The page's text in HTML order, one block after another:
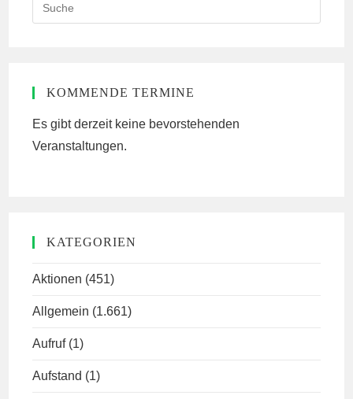
this
KOMMENDE TERMINE
Es gibt derzeit keine bevorstehenden
Veranstaltungen.
KATEGORIEN
Aktionen (451)
Allgemein (1.661)
Aufruf (1)
Aufstand (1)